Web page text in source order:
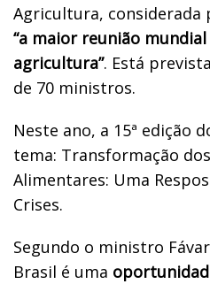
Agricultura, considerada
“a maior reunião
agricultura”. Está
de 70 ministros.
Neste ano, a 15ª edição
tema: Transformação
Alimentares: Uma
Crises.
Segundo o ministro
Brasil é uma